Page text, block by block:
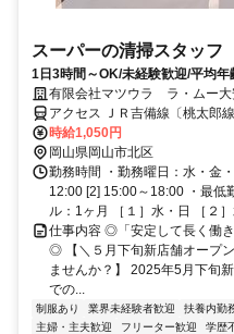
スーパーの清掃スタッフ
1日3時間～OK/未経験歓迎/平均
有限会社マツウラ ラ・ムー大
アクセス ＪＲ吉備線〔桃太郎
北長瀬北口徒歩約11分、ＪＲ
分
時給1,050円
岡山県岡山市北区
勤務時間 ・勤務曜日：水・金
12:00 [2] 15:00～18:00 ・最低
ル：1ヶ月 ［１］水・日 ［２
仕事内容 ◎「安定して長く働
◎ 【＼５月下旬新店舗オープ
ませんか？】 2025年5月下旬
での...
制服あり 業界未経験者歓迎 扶養内勤
主婦・主夫歓迎
フリーター歓迎 学歴